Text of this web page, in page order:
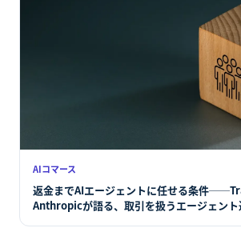
AIコマース
返金までAIエージェントに任せる条件
Anthropicが語る、取引を扱うエージェント